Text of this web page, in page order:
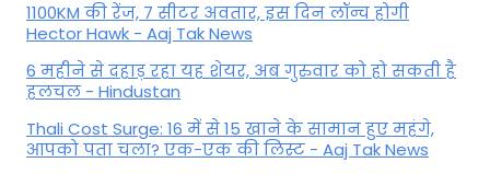
1100KM की रेंज, 7 सीटर अवतार, इस दिन लॉन्च होगी
Hector Hawk - Aaj Tak News
6 महीने से दहाड़ रहा यह शेयर, अब गुरुवार को हो सकती है
हलचल - Hindustan
Thali Cost Surge: 16 में से 15 खाने के सामान हुए महंगे,
आपको पता चला? एक-एक की लिस्ट - Aaj Tak News